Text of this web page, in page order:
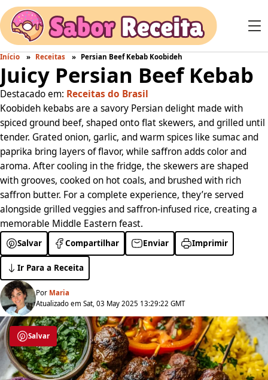
Início Receitas Persian Beef Kebab Koobideh
Juicy Persian Beef Kebab
Destacado em: Receitas do Brasil
Koobideh kebabs are a savory Persian delight made with
spiced ground beef, shaped onto flat skewers, and grilled until
tender. Grated onion, garlic, and warm spices like sumac and
paprika bring layers of flavor, while saffron adds color and
aroma. After cooling in the fridge, the skewers are shaped
with grooves, cooked on hot coals, and brushed with rich
saffron butter. For a complete experience, they’re served
alongside grilled veggies and saffron-infused rice, creating a
memorable Middle Eastern feast.
Salvar Compartilhar Enviar Imprimir
Ir Para a Receita
Por Maria
Atualizado em Sat, 03 May 2025 13:29:22 GMT
Salvar